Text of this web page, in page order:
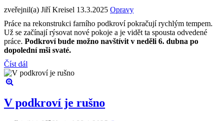
zveřejnil(a) Jiří Kreisel 13.3.2025 Opravy
Práce na rekonstrukci farního podkroví pokračují rychlým tempem.
Už se začínají rýsovat nové pokoje a je vidět ta spousta odvedené
práce. Podkroví bude možno navštívit v neděli 6. dubna po
dopolední mši svaté.
Číst dál
V podkroví je rušno